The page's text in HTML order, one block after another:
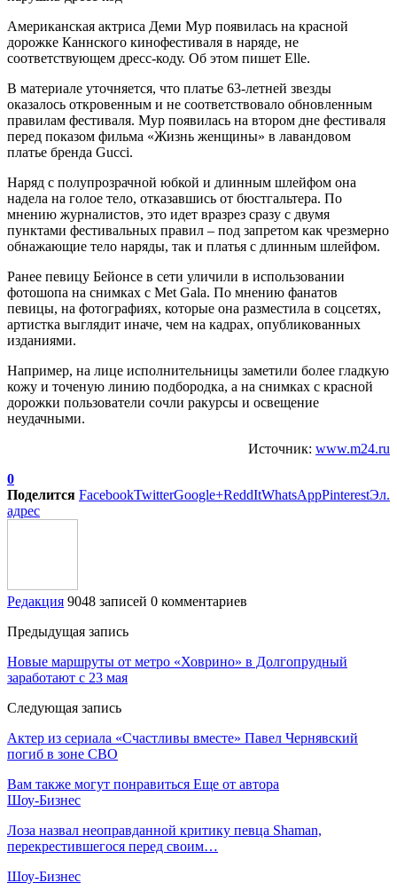
Американская актриса Деми Мур появилась на красной
дорожке Каннского кинофестиваля в наряде, не
соответствующем дресс-коду. Об этом пишет Elle.
В материале уточняется, что платье 63-летней звезды
оказалось откровенным и не соответствовало обновленным
правилам фестиваля. Мур появилась на втором дне фестиваля
перед показом фильма «Жизнь женщины» в лавандовом
платье бренда Gucci.
Наряд с полупрозрачной юбкой и длинным шлейфом она
надела на голое тело, отказавшись от бюстгальтера. По
мнению журналистов, это идет вразрез сразу с двумя
пунктами фестивальных правил – под запретом как чрезмерно
обнажающие тело наряды, так и платья с длинным шлейфом.
Ранее певицу Бейонсе в сети уличили в использовании
фотошопа на снимках с Met Gala. По мнению фанатов
певицы, на фотографиях, которые она разместила в соцсетях,
артистка выглядит иначе, чем на кадрах, опубликованных
изданиями.
Например, на лице исполнительницы заметили более гладкую
кожу и точеную линию подбородка, а на снимках с красной
дорожки пользователи сочли ракурсы и освещение
неудачными.
Источник: www.m24.ru
0
Поделится FacebookTwitterGoogle+ReddItWhatsAppPinterestЭл.
адрес
Редакция 9048 записей 0 комментариев
Предыдущая запись
Новые маршруты от метро «Ховрино» в Долгопрудный
заработают с 23 мая
Следующая запись
Актер из сериала «Счастливы вместе» Павел Чернявский
погиб в зоне СВО
Вам также могут понравиться Еще от автора
Шоу-Бизнес
Лоза назвал неоправданной критику певца Shaman,
перекрестившегося перед своим…
Шоу-Бизнес